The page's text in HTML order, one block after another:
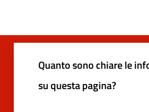
Quanto sono chiare le
su questa pagina?